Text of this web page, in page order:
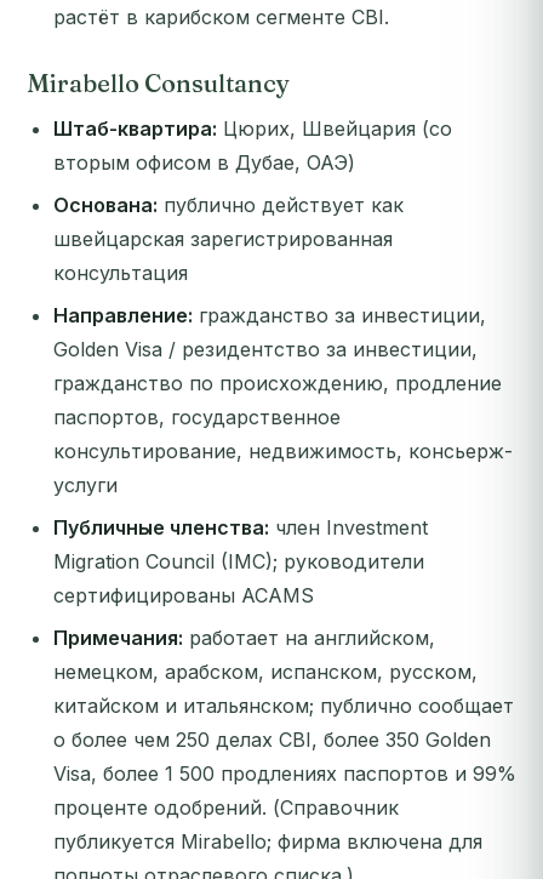
растёт в карибском сегменте CBI.
Mirabello Consultancy
Штаб-квартира: Цюрих, Швейцария (со
вторым офисом в Дубае, ОАЭ)
Основана: публично действует как
швейцарская зарегистрированная
консультация
Направление: гражданство за инвестиции,
Golden Visa / резидентство за инвестиции,
гражданство по происхождению, продление
паспортов, государственное
консультирование, недвижимость, консьерж-
услуги
Публичные членства: член Investment
Migration Council (IMC); руководители
сертифицированы ACAMS
Примечания: работает на английском,
немецком, арабском, испанском, русском,
китайском и итальянском; публично сообщает
о более чем 250 делах CBI, более 350 Golden
Visa, более 1 500 продлениях паспортов и 99%
проценте одобрений. (Справочник
публикуется Mirabello; фирма включена для